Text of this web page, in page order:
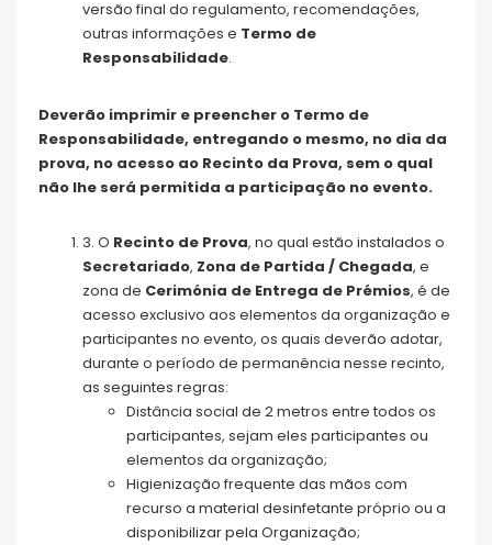
versão final do regulamento, recomendações,
outras informações e Termo de
Responsabilidade.
Deverão imprimir e preencher o Termo de
Responsabilidade, entregando o mesmo, no dia da
prova, no acesso ao Recinto da Prova, sem o qual
não lhe será permitida a participação no evento.
3. O Recinto de Prova, no qual estão instalados o
Secretariado, Zona de Partida / Chegada, e
zona de Cerimónia de Entrega de Prémios, é de
acesso exclusivo aos elementos da organização e
participantes no evento, os quais deverão adotar,
durante o período de permanência nesse recinto,
as seguintes regras:
Distância social de 2 metros entre todos os
participantes, sejam eles participantes ou
elementos da organização;
Higienização frequente das mãos com
recurso a material desinfetante próprio ou a
disponibilizar pela Organização;